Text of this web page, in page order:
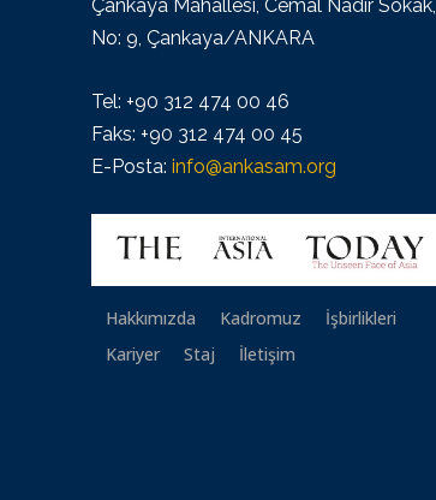
Çankaya Mahallesi, Cemal Nadir Sokak,
No: 9, Çankaya/ANKARA
Tel: +90 312 474 00 46
Faks: +90 312 474 00 45
E-Posta: info@ankasam.org
Hakkımızda Kadromuz
İşbirlikleri
Kariyer
Staj İletişim